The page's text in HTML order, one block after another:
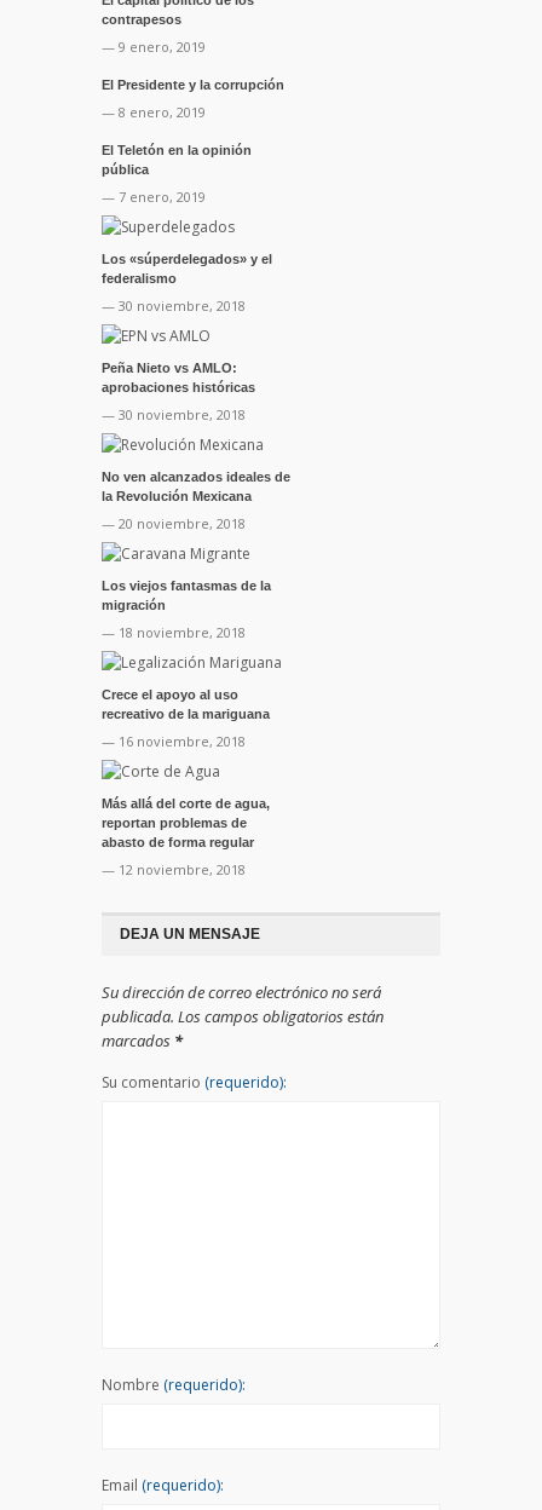
contrapesos
— 9 enero, 2019
El Presidente y la corrupción
— 8 enero, 2019
El Teletón en la opinión
pública
— 7 enero, 2019
Los «súperdelegados» y el
federalismo
— 30 noviembre, 2018
Peña Nieto vs AMLO:
aprobaciones históricas
— 30 noviembre, 2018
No ven alcanzados ideales de
la Revolución Mexicana
— 20 noviembre, 2018
Los viejos fantasmas de la
migración
— 18 noviembre, 2018
Crece el apoyo al uso
recreativo de la mariguana
— 16 noviembre, 2018
Más allá del corte de agua,
reportan problemas de
abasto de forma regular
— 12 noviembre, 2018
DEJA UN MENSAJE
Su dirección de correo electrónico no será
publicada. Los campos obligatorios están
marcados *
Su comentario (requerido):
Nombre (requerido):
Email (requerido):